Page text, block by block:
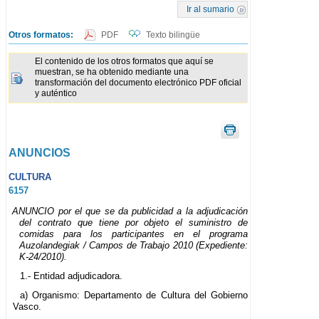
Ir al sumario
Otros formatos: PDF Texto bilingüe
El contenido de los otros formatos que aquí se
muestran, se ha obtenido mediante una
transformación del documento electrónico PDF oficial
y auténtico
ANUNCIOS
CULTURA
6157
ANUNCIO por el que se da publicidad a la adjudicación
del contrato que tiene por objeto el suministro de
comidas para los participantes en el programa
Auzolandegiak / Campos de Trabajo 2010 (Expediente:
K-24/2010).
1.- Entidad adjudicadora.
a) Organismo: Departamento de Cultura del Gobierno
Vasco.